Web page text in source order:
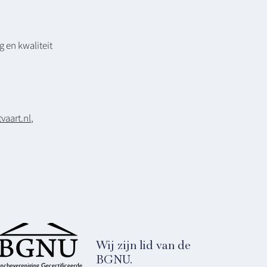
en kwaliteit
,
Wij zijn lid van de
BGNU.